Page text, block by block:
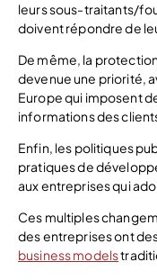
leurs sous-traitants/
doivent répondre de
De même, la
devenue une priorité,
Europe qui imposent
informations des
Enfin, les politiques
pratiques de
aux entreprises qui
Ces multiples
des entreprises ont
business models